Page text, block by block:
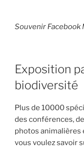
Souvenir Facebook
Exposition
biodiversité
Plus de 10000
des conférences,
photos animalières
vous voulez savoir